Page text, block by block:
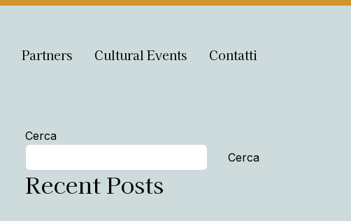
Partners Cultural Events Contatti
Cerca
Cerca
Recent Posts